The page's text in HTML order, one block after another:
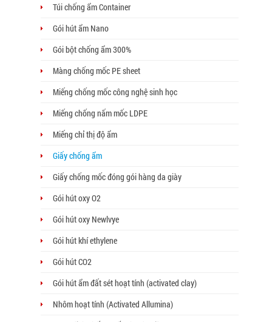
Túi chống ẩm Container
Gói hút ẩm Nano
Gói bột chống ẩm 300%
Màng chống mốc PE sheet
Miếng chống mốc công nghệ sinh học
Miếng chống nấm mốc LDPE
Miếng chỉ thị độ ẩm
Giấy chống ẩm
Giấy chống mốc đóng gói hàng da giày
Gói hút oxy O2
Gói hút oxy Newlvye
Gói hút khí ethylene
Gói hút CO2
Gói hút ẩm đất sét hoạt tính (activated clay)
Nhôm hoạt tính (Activated Allumina)